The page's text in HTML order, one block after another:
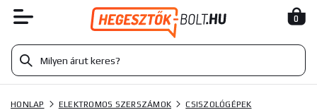
0
HONLAP ELEKTROMOS SZERSZÁMOK
CSISZOLÓGÉPEK